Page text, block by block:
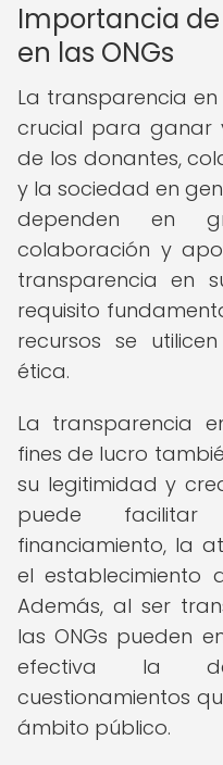
Importancia
en las ONGs
La transparencia en
crucial para ganar
de los donantes,
y la sociedad en
dependen en
colaboración y
transparencia en
requisito
recursos se
ética.
La transparencia
fines de lucro
su legitimidad y
puede
financiamiento, la
el establecimiento
Además, al ser
las ONGs pueden
efectiva la
cuestionamientos
ámbito público.